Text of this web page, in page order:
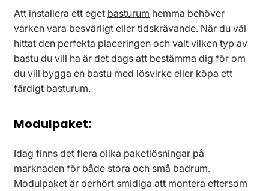
Att installera ett eget basturum hemma behöver
varken vara besvärligt eller tidskrävande. När du väl
hittat den perfekta placeringen och valt vilken typ av
bastu du vill ha är det dags att bestämma dig för om
du vill bygga en bastu med lösvirke eller köpa ett
färdigt basturum.
Modulpaket:
Idag finns det flera olika paketlösningar på
marknaden för både stora och små badrum.
Modulpaket är oerhört smidiga att montera eftersom